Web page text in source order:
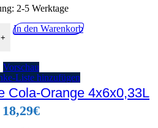
2-5 Werktage
Mix 24x0,33L Menge
+
In den Warenkorb
Vorschau
Liste hinzufügen
Cola-Orange 4x6x0,33L
18,29€